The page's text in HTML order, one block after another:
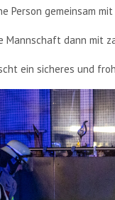
Person gemeinsam
Mannschaft dann mit
ein sicheres und